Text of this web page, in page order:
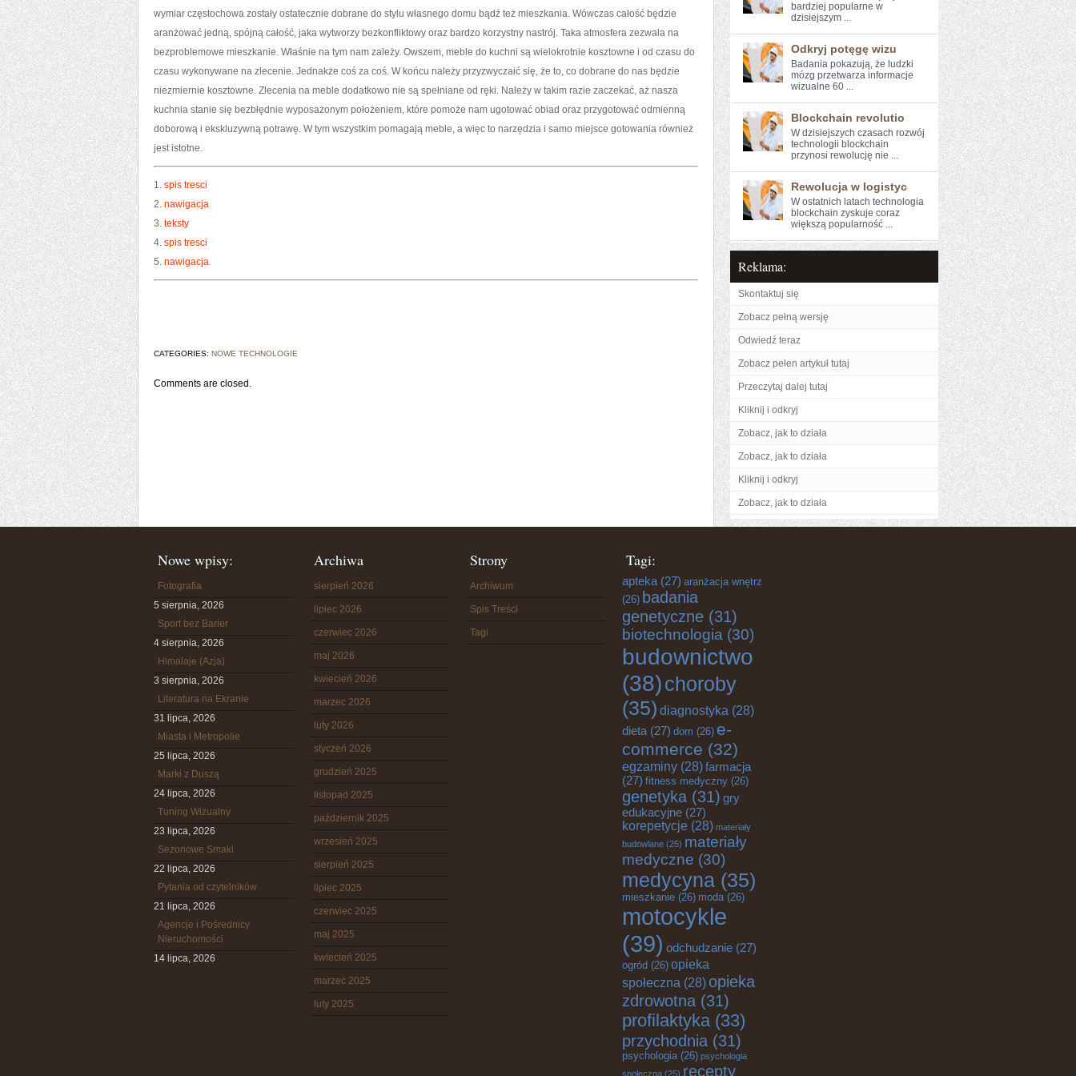
wymiar częstochowa zostały ostatecznie dobrane do stylu własnego domu bądź też mieszkania. Wówczas całość będzie
aranżować jedną, spójną całość, jaka wytworzy bezkonfliktowy oraz bardzo korzystny nastrój. Taka atmosfera zezwala na
bezproblemowe mieszkanie. Właśnie na tym nam zależy. Owszem, meble do kuchni są wielokrotnie kosztowne i od czasu do
czasu wykonywane na zlecenie. Jednakże coś za coś. W końcu należy przyzwyczaić się, że to, co dobrane do nas będzie
niezmiernie kosztowne. Zlecenia na meble dodatkowo nie są spełniane od ręki. Należy w takim razie zaczekać, aż nasza
kuchnia stanie się bezbłędnie wyposażonym położeniem, które pomoże nam ugotować obiad oraz przygotować odmienną
doborową i ekskluzywną potrawę. W tym wszystkim pomagają meble, a więc to narzędzia i samo miejsce gotowania również
jest istotne.
1. spis tresci
2. nawigacja
3. teksty
4. spis tresci
5. nawigacja
CATEGORIES: NOWE TECHNOLOGIE
Comments are closed.
bardziej ​popularne w
dzisiejszym ...
Odkryj potęgę wizu
Badania⁣ pokazują, że ludzki
mózg przetwarza ‌informacje
wizualne 60 ...
Blockchain revolutio
W dzisiejszych czasach rozwój
technologii blockchain
przynosi rewolucję⁣ nie ...
Rewolucja w logistyc
W⁣ ostatnich latach technologia
blockchain zyskuje coraz
większą popularność ...
Reklama:
Skontaktuj się
Zobacz pełną wersję
Odwiedź teraz
Zobacz pełen artykuł tutaj
Przeczytaj dalej tutaj
Kliknij i odkryj
Zobacz, jak to działa
Zobacz, jak to działa
Kliknij i odkryj
Zobacz, jak to działa
Nowe wpisy:
Fotografia
5 sierpnia, 2026
Sport bez Barier
4 sierpnia, 2026
Himalaje (Azja)
3 sierpnia, 2026
Literatura na Ekranie
31 lipca, 2026
Miasta i Metropolie
25 lipca, 2026
Marki z Duszą
24 lipca, 2026
Tuning Wizualny
23 lipca, 2026
Sezonowe Smaki
22 lipca, 2026
Pytania od czytelników
21 lipca, 2026
Agencje i Pośrednicy
Nieruchomości
14 lipca, 2026
Archiwa
sierpień 2026
lipiec 2026
czerwiec 2026
maj 2026
kwiecień 2026
marzec 2026
luty 2026
styczeń 2026
grudzień 2025
listopad 2025
październik 2025
wrzesień 2025
sierpień 2025
lipiec 2025
czerwiec 2025
maj 2025
kwiecień 2025
marzec 2025
luty 2025
Strony
Archiwum
Spis Treści
Tagi
Tagi:
apteka (27) aranżacja wnętrz
(26) badania
genetyczne (31)
biotechnologia (30)
budownictwo
(38)choroby
(35) diagnostyka (28)
dieta (27) dom (26) e-
commerce (32)
egzaminy (28)farmacja
(27) fitness medyczny (26)
genetyka (31) gry
edukacyjne (27)
korepetycje (28) materiały
budowlane (25) materiały
medyczne (30)
medycyna (35)
mieszkanie (26) moda(26)
motocykle
(39) odchudzanie (27)
ogród (26) opieka
społeczna (28) opieka
zdrowotna (31)
profilaktyka(33)
przychodnia (31)
psychologia(26) psychologia
społeczna (25) recepty